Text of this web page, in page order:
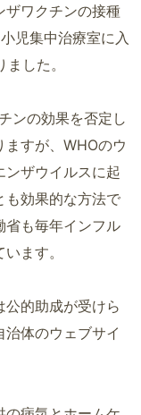
ザワクチンの接種
児集中治療室に入
した。
ンの効果を否定し
すが、WHOのウ
ンザウイルスに起
も効果的な方法で
省も毎年インフル
ます。
的助成が受けら
体のウェブサイ